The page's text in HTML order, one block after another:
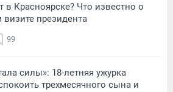
в Красноярске? Что известно о
президента
99
силы»: 18-летняя ужурка
трехмесячного сына и